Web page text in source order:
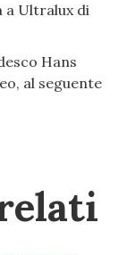
a Ultralux di
Hans
al seguente